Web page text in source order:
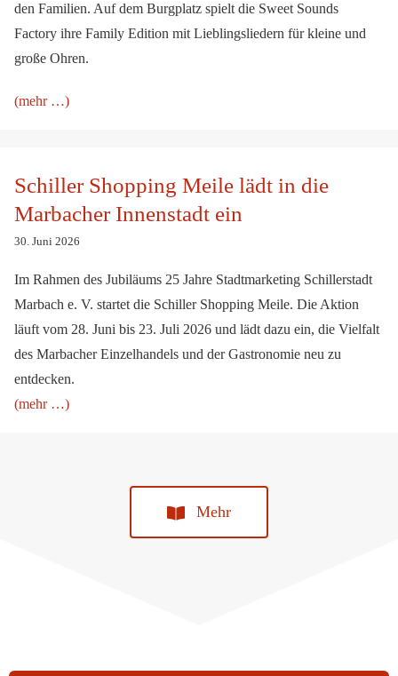
den Familien. Auf dem Burgplatz spielt die Sweet Sounds
Factory ihre Family Edition mit Lieblingsliedern für kleine und
große Ohren.
(mehr …)
Innenstadt ein
Schiller Shopping Meile lädt in die
Marbacher Innenstadt ein
30. Juni 2026
Im Rahmen des Jubiläums 25 Jahre Stadtmarketing Schillerstadt
Marbach e. V. startet die Schiller Shopping Meile. Die Aktion
läuft vom 28. Juni bis 23. Juli 2026 und lädt dazu ein, die Vielfalt
des Marbacher Einzelhandels und der Gastronomie neu zu
entdecken.
(mehr …)
Mehr